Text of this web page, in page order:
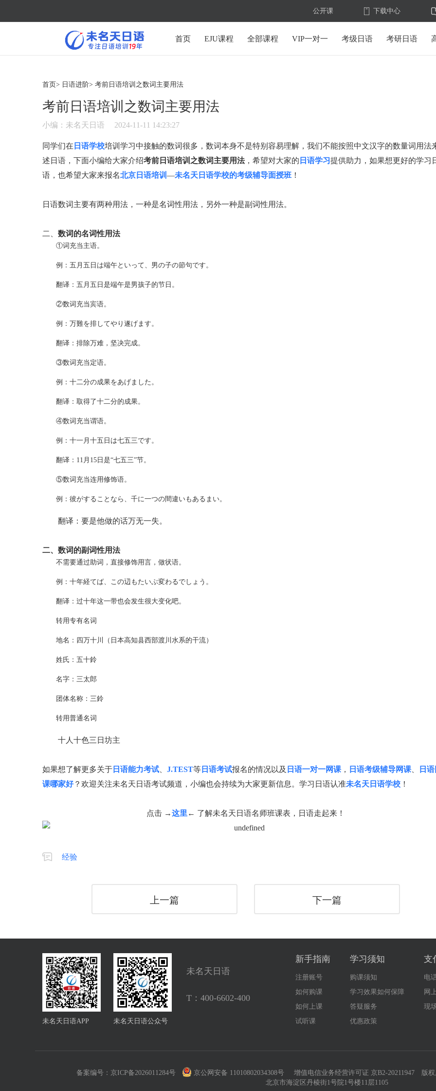
公开课 下载中心
首页 EJU课程 全部课程 VIP一对一 考级日语 考研日语
首页> 日语进阶> 考前日语培训之数词主要用法
考前日语培训之数词主要用法
小编：未名天日语 2024-11-11 14:23:27
同学们在 日语学校培训学习中接触的数词很多，数词本身不是特别容易理解，我们不能按照中文汉字的数量词用法
述日语，下面小编给大家介绍考前日语培训之数词主要用法，希望对大家的 日语学习提供助力，如果想更好的学习
语，也希望大家来报名北京日语培训 —未名天日语学校的考级辅导面授班 ！
日语数词主要有两种用法，一种是名词性用法，另外一种是副词性用法。
二、 数词的名词性用法
①词充当主语。
例：五月五日は端午といって、男の子の節句です。
翻译：五月五日是端午是男孩子的节日。
②数词充当宾语。
例：万難を排してやり遂げます。
翻译：排除万难，坚决完成。
③数词充当定语。
例：十二分の成果をあげました。
翻译：取得了十二分的成果。
④数词充当谓语。
例：十一月十五日は七五三です。
翻译：11月15日是“七五三”节。
⑤数词充当连用修饰语。
例：彼がすることなら、千に一つの間違いもあるまい。
翻译：要是他做的话万无一失。
二、数词的副词性用法
不需要通过助词，直接修饰用言，做状语。
例：十年経てば、この辺もたいぶ変わるでしょう。
翻译：过十年这一带也会发生很大变化吧。
转用专有名词
地名：四万十川（日本高知县西部渡川水系的干流）
姓氏：五十鈴
名字：三太郎
团体名称：三鈴
转用普通名词
十人十色三日坊主
如果想了解更多关于 日语能力考试 J.TEST等 日语考试报名的情况以及 日语一对一网课 ， 日语考级辅导网课
日
课哪家好？欢迎关注未名天日语考试频道，小编也会持续为大家更新信息。 学习日语认准未名天日语学校 ！
点击 →这里 ← 了解未名天日语名师班课表，日语走起来！
经验
上一篇 下一篇
未名天日语APP 未名天日语公众号
未名天日语
T： 400-6602-400
新手指南
注册账号
如何购课
如何上课
试听课
学习须知
购课须知
学习效果如何保障
答疑服务
优惠政策
支
电
网
现
备案编号： 京ICP备2026011284号 京公网安备 11010802034308号 增值电信业务经营许可证 京B2-20211947
版
北京市海淀区丹棱街1号院1号楼11层1105